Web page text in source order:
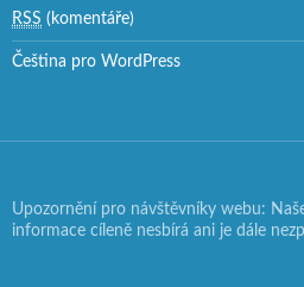
RSS (komentáře)
Čeština pro WordPress
Upozornění pro návštěvníky webu:
informace cíleně nesbírá ani je dále